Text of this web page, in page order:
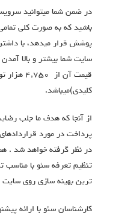
در ضمن شما میتوانید
باشید که به صورت کلی
پوشش قرار میدهد، با
سایت شما بیشتر و بالا
قیمت آن
کلیدی)میباشد.
از آنجا که هدف ما جلب
پرداخت در مورد
در نظر گرفته خواهد شد .
تنظیم تعرفه سئو با
ترین بهینه سازی روی
کارشناسان سئو با ارائه